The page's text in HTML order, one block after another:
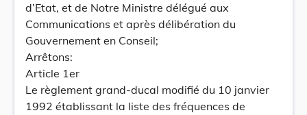
d’Etat, et de Notre Ministre délégué aux
Communications et après délibération du
Gouvernement en Conseil;
Arrêtons:
Article 1er
Le règlement grand-ducal modifié du 10 janvier
1992 établissant la liste des fréquences de